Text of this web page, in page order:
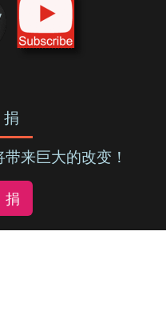
捐
来巨大的改变！
捐